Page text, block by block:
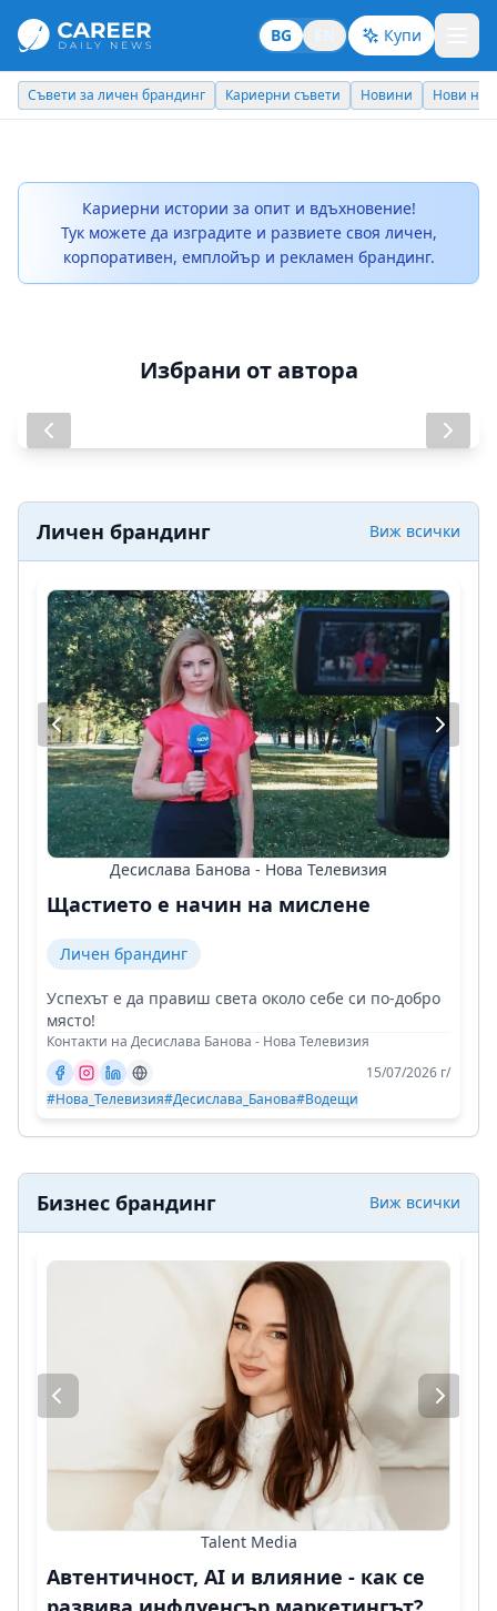
BG Купи
Съвети за личен брандинг Кариерни съвети Новини Нови
Кариерни истории за опит и вдъхновение!
Тук можете да изградите и развиете своя личен,
корпоративен, емплойър и рекламен брандинг.
Избрани от автора
Новите терапии: ще бъдат ли
Личен брандинг Виж всички
Десислава Банова - Нова Телевизия
Щастието е начин на мислене
Личен брандинг
Успехът е да правиш света около себе си по-добро
място!
Контакти на Десислава Банова - Нова Телевизия
15/07/2026 г/
#Нова_Телевизия#Десислава_Банова#Водещи
Бизнес брандинг Виж всички
Talent Media
Автентичност, AI и влияние - как се